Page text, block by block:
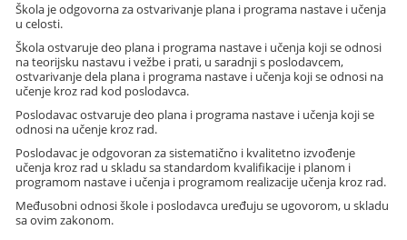
Škola je odgovorna za ostvarivanje plana i programa nastave i učenja
u celosti.
Škola ostvaruje deo plana i programa nastave i učenja koji se odnosi
na teorijsku nastavu i vežbe i prati, u saradnji s poslodavcem,
ostvarivanje dela plana i programa nastave i učenja koji se odnosi na
učenje kroz rad kod poslodavca.
Poslodavac ostvaruje deo plana i programa nastave i učenja koji se
odnosi na učenje kroz rad.
Poslodavac je odgovoran za sistematično i kvalitetno izvođenje
učenja kroz rad u skladu sa standardom kvalifikacije i planom i
programom nastave i učenja i programom realizacije učenja kroz rad.
Međusobni odnosi škole i poslodavca uređuju se ugovorom, u skladu
sa ovim zakonom.